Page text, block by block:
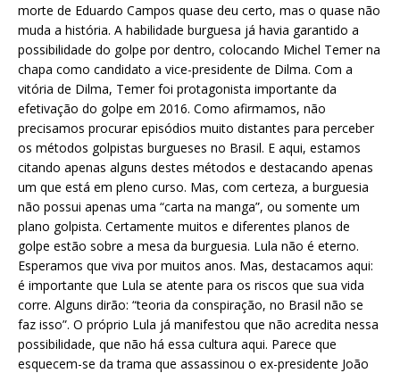
morte de Eduardo Campos quase deu certo, mas o quase não
muda a história. A habilidade burguesa já havia garantido a
possibilidade do golpe por dentro, colocando Michel Temer na
chapa como candidato a vice-presidente de Dilma. Com a
vitória de Dilma, Temer foi protagonista importante da
efetivação do golpe em 2016. Como afirmamos, não
precisamos procurar episódios muito distantes para perceber
os métodos golpistas burgueses no Brasil. E aqui, estamos
citando apenas alguns destes métodos e destacando apenas
um que está em pleno curso. Mas, com certeza, a burguesia
não possui apenas uma “carta na manga”, ou somente um
plano golpista. Certamente muitos e diferentes planos de
golpe estão sobre a mesa da burguesia. Lula não é eterno.
Esperamos que viva por muitos anos. Mas, destacamos aqui:
é importante que Lula se atente para os riscos que sua vida
corre. Alguns dirão: “teoria da conspiração, no Brasil não se
faz isso”. O próprio Lula já manifestou que não acredita nessa
possibilidade, que não há essa cultura aqui. Parece que
esquecem-se da trama que assassinou o ex-presidente João